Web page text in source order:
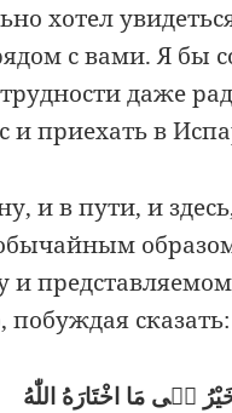
хотел
с вами. Я бы
даже
и приехать в
и в пути, и
сказать:
فٖى مَا اخْتَارَهُ اللّٰهُ